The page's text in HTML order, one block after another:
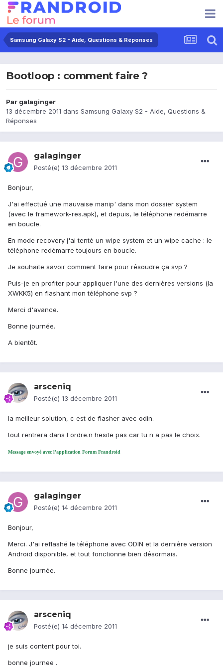
Samsung Galaxy S2 - Aide, Questions & Réponses
Bootloop : comment faire ?
Par galaginger
13 décembre 2011 dans Samsung Galaxy S2 - Aide, Questions &
Réponses
galaginger
Posté(e) 13 décembre 2011
Bonjour,
J'ai effectué une mauvaise manip' dans mon dossier system
(avec le framework-res.apk), et depuis, le téléphone redémarre
en boucle.
En mode recovery j'ai tenté un wipe system et un wipe cache : le
téléphone redémarre toujours en boucle.
Je souhaite savoir comment faire pour résoudre ça svp ?
Puis-je en profiter pour appliquer l'une des dernières versions (la
XWKK5) en flashant mon téléphone svp ?
Merci d'avance.
Bonne journée.
A bientôt.
arsceniq
Posté(e) 13 décembre 2011
la meilleur solution, c est de flasher avec odin.
tout rentrera dans l ordre.n hesite pas car tu n a pas le choix.
Message envoyé avec l'application Forum Frandroid
galaginger
Posté(e) 14 décembre 2011
Bonjour,
Merci. J'ai reflashé le téléphone avec ODIN et la dernière version
Android disponible, et tout fonctionne bien désormais.
Bonne journée.
arsceniq
Posté(e) 14 décembre 2011
je suis content pour toi.
bonne journee .